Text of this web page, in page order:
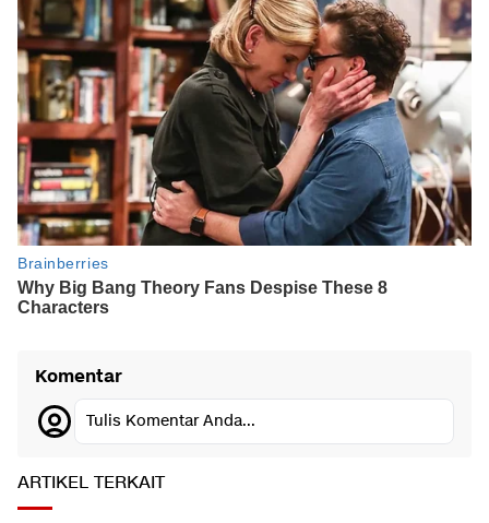
Komentar
Tulis Komentar Anda...
ARTIKEL TERKAIT